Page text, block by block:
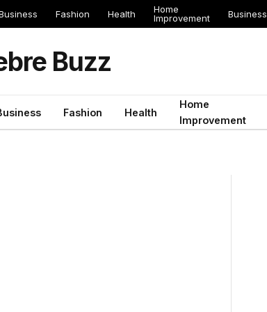
Fashion Health
Home
Improvement
Business
Buzz
Fashion Health
Home
Improvement